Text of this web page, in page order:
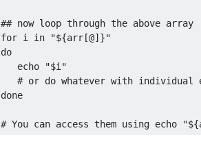
## now loop through the above array
for i in
"${arr[@]}"
do
   echo
"$i"
# or do whatever with individual
done
# You can access them using